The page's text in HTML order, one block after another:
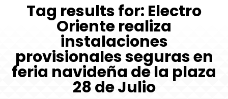
Tag results for: Electro
Oriente realiza
instalaciones
provisionales seguras en
feria navideña de la plaza
28 de Julio